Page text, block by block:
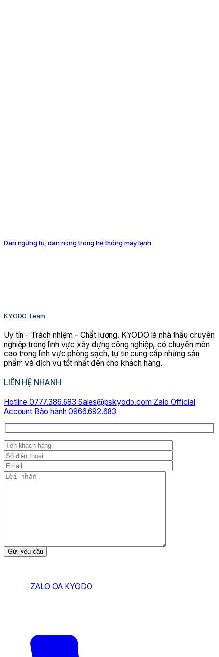
Dàn ngưng tụ, dàn nóng trong hệ thống máy lạnh
KYODO Team
Uy tín - Trách nhiệm - Chất lượng. KYODO là nhà thầu chuyên
nghiệp trong lĩnh vực xây dựng công nghiệp, có chuyên môn
cao trong lĩnh vực phòng sạch, tự tin cung cấp những sản
phẩm và dịch vụ tốt nhất đến cho khách hàng.
LIÊN HỆ NHANH
Hotline 0777.386.683 Sales@pskyodo.com Zalo Official
Account Bảo hành 0966.692.683
ZALO OA KYODO